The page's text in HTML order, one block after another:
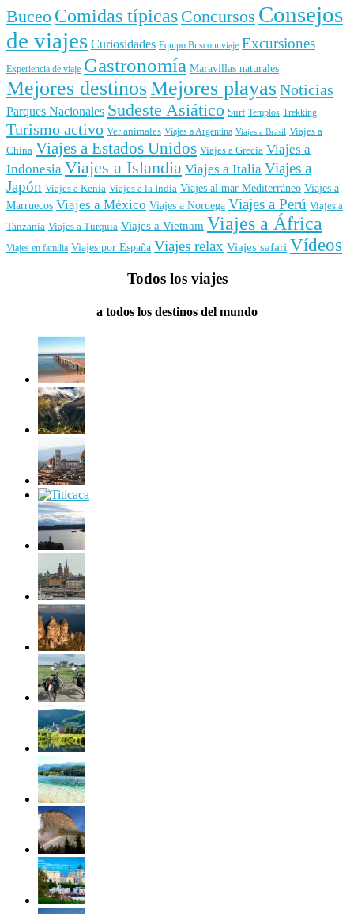
Buceo Comidas típicas Concursos Consejos
de viajes Curiosidades Equipo Buscounviaje Excursiones
Experiencia de viaje Gastronomía Maravillas naturales
Mejores destinosMejores playasNoticias
Parques Nacionales Sudeste Asiático Surf Templos Trekking
Turismo activo Ver animales Viajes a Argentina Viajes a Brasil Viajes a
China Viajes a Estados Unidos Viajes a Grecia Viajes a
Indonesia Viajes a Islandia Viajes a Italia Viajes a
Japón Viajes a Kenia Viajes a la India Viajes al mar Mediterráneo Viajes a
Marruecos Viajes a México Viajes a Noruega Viajes a Perú Viajes a
Tanzania Viajes a Turquía Viajes a Vietnam Viajes a África
Viajes en familia Viajes por España Viajes relax Viajes safari Vídeos
Todos los viajes
a todos los destinos del mundo